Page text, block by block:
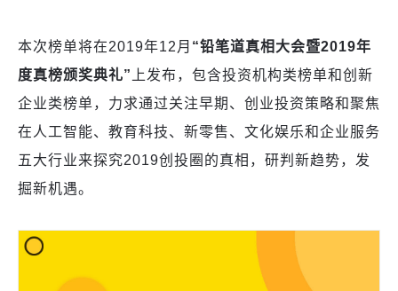
本次榜单将在2019年12月 “铅笔道真相大会暨2019年
度真榜颁奖典礼” 上发布，包含投资机构类榜单和创新
企业类榜单，力求通过关注早期、创业投资策略和聚焦
在人工智能、教育科技、新零售、文化娱乐和企业服务
五大行业来探究2019创投圈的真相，研判新趋势，发
掘新机遇。